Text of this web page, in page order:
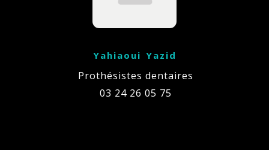
Yahiaoui Yazid
Prothésistes dentaires
03 24 26 05 75